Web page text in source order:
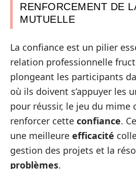
RENFORCEMENT DE
MUTUELLE
La confiance est un pilier
relation professionnelle
plongeant les participants
où ils doivent s’appuyer les
pour réussir, le jeu du mime
renforcer cette confiance.
une meilleure efficacité
gestion des projets et la
problèmes.